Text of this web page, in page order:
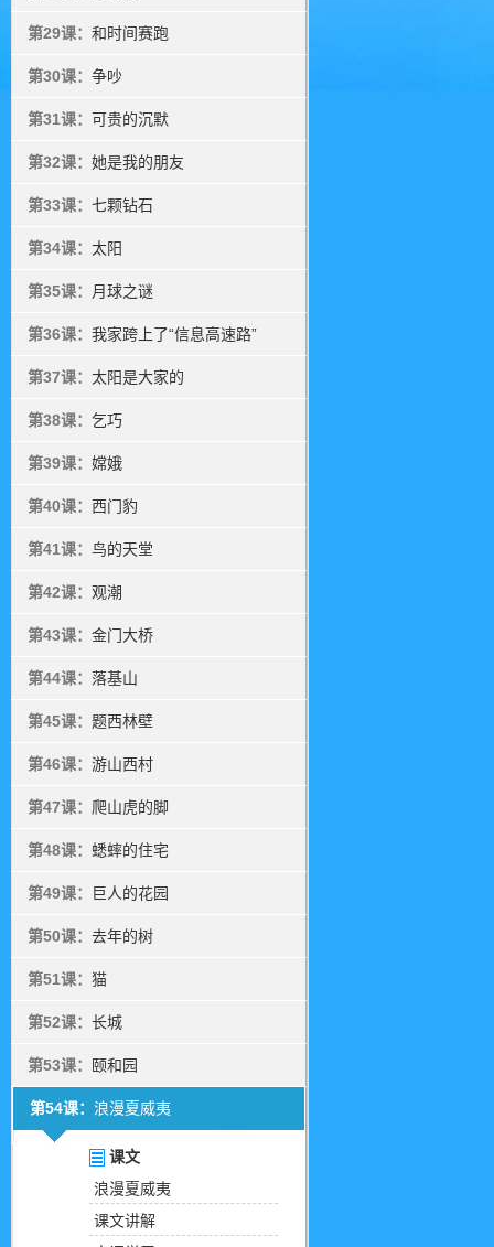
第29课： 和时间赛跑
第30课： 争吵
第31课： 可贵的沉默
第32课： 她是我的朋友
第33课： 七颗钻石
第34课： 太阳
第35课： 月球之谜
第36课： 我家跨上了“信息高速路”
第37课： 太阳是大家的
第38课： 乞巧
第39课： 嫦娥
第40课： 西门豹
第41课： 鸟的天堂
第42课： 观潮
第43课： 金门大桥
第44课： 落基山
第45课： 题西林壁
第46课： 游山西村
第47课： 爬山虎的脚
第48课： 蟋蟀的住宅
第49课： 巨人的花园
第50课： 去年的树
第51课： 猫
第52课： 长城
第53课： 颐和园
第54课： 浪漫夏威夷
课文
浪漫夏威夷
课文讲解